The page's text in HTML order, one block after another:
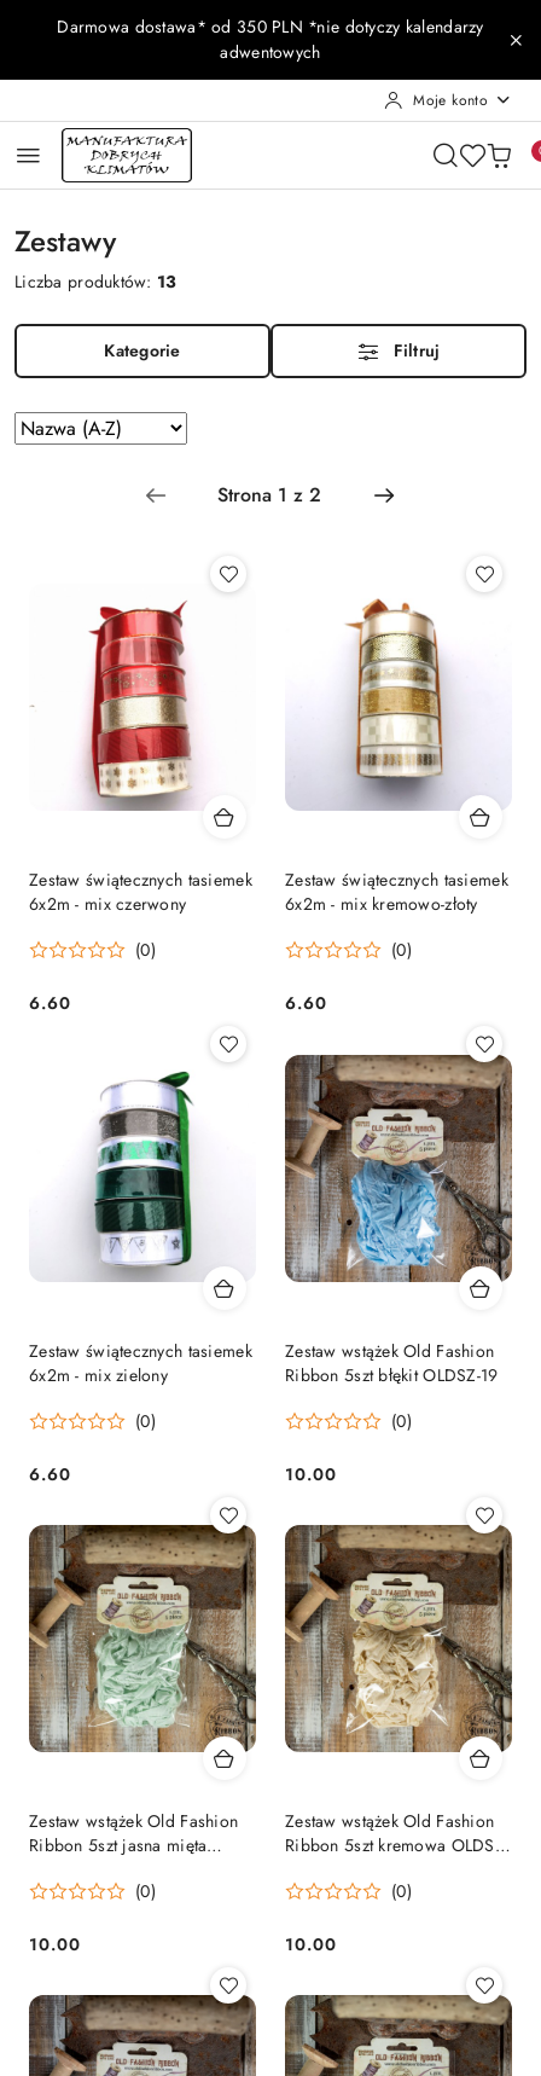
Przejdź do treści głównej
Przejdź do wyszukiwarki
Przejdź do moje konto
Przejdź do menu głównego
Przejdź do stopki
Darmowa dostawa* od 350 PLN *nie dotyczy kalendarzy
adwentowych
Moje konto
Zestawy
Liczba produktów: 13
Kategorie Filtruj
Zastosowano
sortowanie:
Sortuj
według
Zestaw świątecznych tasiemek
6x2m - mix czerwony
(0)
Cena:
6.60
Zestaw świątecznych tasiemek
6x2m - mix kremowo-złoty
(0)
Cena:
6.60
Zestaw świątecznych tasiemek
6x2m - mix zielony
(0)
Cena:
6.60
Zestaw wstążek Old Fashion
Ribbon 5szt błękit OLDSZ-19
(0)
Cena:
10.00
Zestaw wstążek Old Fashion
Ribbon 5szt jasna mięta
(0)
Cena:
10.00
Zestaw wstążek Old Fashion
Ribbon 5szt kremowa OLDSZ-
(0)
Cena:
10.00